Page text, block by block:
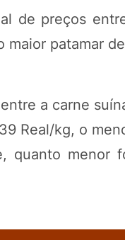
de preços
maior patamar
a carne
Real/kg, o
quanto